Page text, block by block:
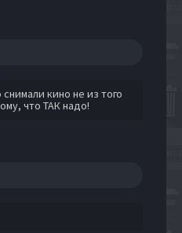
кино не из того
что ТАК надо!